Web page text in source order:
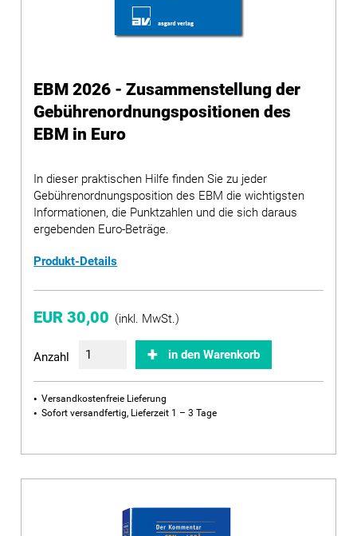
EBM 2026 - Zusammenstellung der
Gebührenordnungspositionen des
EBM in Euro
In dieser praktischen Hilfe finden Sie zu jeder
Gebührenordnungsposition des EBM die wichtigsten
Informationen, die Punktzahlen und die sich daraus
ergebenden Euro-Beträge.
Produkt-Details
EUR 30,00 (inkl. MwSt.)
Anzahl in den Warenkorb
Versandkostenfreie Lieferung
Sofort versandfertig, Lieferzeit 1 – 3 Tage